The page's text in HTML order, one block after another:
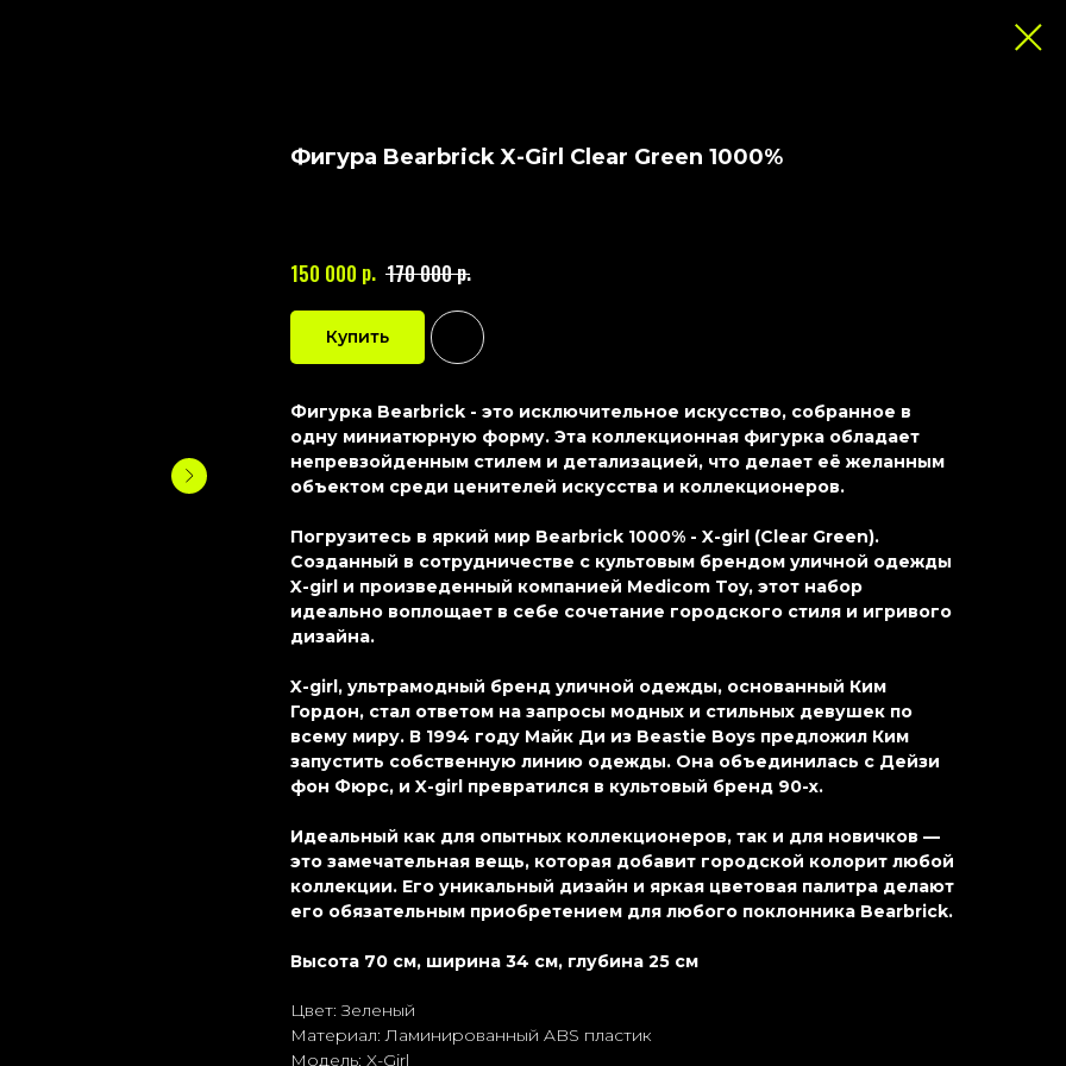
Фигура Bearbrick X-Girl Clear Green 1000%
150 000 р. 170 000р.
Купить
Фигурка Bearbrick - это исключительное искусство, собранное в
одну миниатюрную форму. Эта коллекционная фигурка обладает
непревзойденным стилем и детализацией, что делает её желанным
объектом среди ценителей искусства и коллекционеров.
Погрузитесь в яркий мир Bearbrick 1000% - X-girl (Clear Green).
Созданный в сотрудничестве с культовым брендом уличной одежды
X-girl и произведенный компанией Medicom Toy, этот набор
идеально воплощает в себе сочетание городского стиля и игривого
дизайна.
X-girl, ультрамодный бренд уличной одежды, основанный Ким
Гордон, стал ответом на запросы модных и стильных девушек по
всему миру. В 1994 году Майк Ди из Beastie Boys предложил Ким
запустить собственную линию одежды. Она объединилась с Дейзи
фон Фюрс, и X-girl превратился в культовый бренд 90-х.
Идеальный как для опытных коллекционеров, так и для новичков —
это замечательная вещь, которая добавит городской колорит любой
коллекции. Его уникальный дизайн и яркая цветовая палитра делают
его обязательным приобретением для любого поклонника Bearbrick.
Высота 70 см, ширина 34 см, глубина 25 см
Цвет: Зеленый
Материал: Ламиниpoванный ABS пластик
Модель: X-Girl